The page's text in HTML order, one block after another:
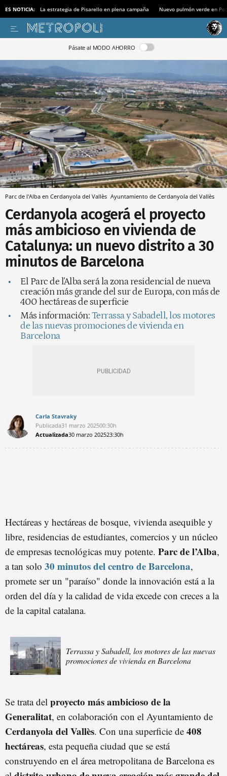
ES NOTICIA: La estrategia de Pisarello en plena campaña Nuevo pulmón verde en
Pásate al MODO AHORRO
Parc de l'Alba en Cerdanyola del Vallès Ayuntamiento de Cerdanyola del Vallès
Cerdanyola acogerá el proyecto
más ambicioso en vivienda de
Catalunya: un nuevo distrito a 30
minutos de Barcelona
El Parc de l'Alba será la zona residencial de nueva
creación más grande del sur de Europa, con más de
400 hectáreas de superficie
Más información:Terrassa y Sabadell, los motores
de las nuevas promociones de vivienda en
Barcelona
Carla Stavraky
Publicada31 marzo 202500:30h
Actualizada30 marzo 202523:30h
Hectáreas y hectáreas de bosque, vivienda asequible y
libre, residencias de estudiantes, comercios y un núcleo
de empresas tecnológicas muy potente. Parc de l’Alba,
a tan solo 30 minutos del centro de Barcelona,
promete ser un "paraíso" donde la innovación está a la
orden del día y la calidad de vida excede con creces a la
de la capital catalana.
Terrassa y Sabadell, los motores de las nuevas
promociones de vivienda en Barcelona
Se trata del proyecto más ambicioso de la
Generalitat, en colaboración con el Ayuntamiento de
Cerdanyola del Vallès. Con una superficie de 408
hectáreas, esta pequeña ciudad que se está
construyendo en el área metropolitana de Barcelona es